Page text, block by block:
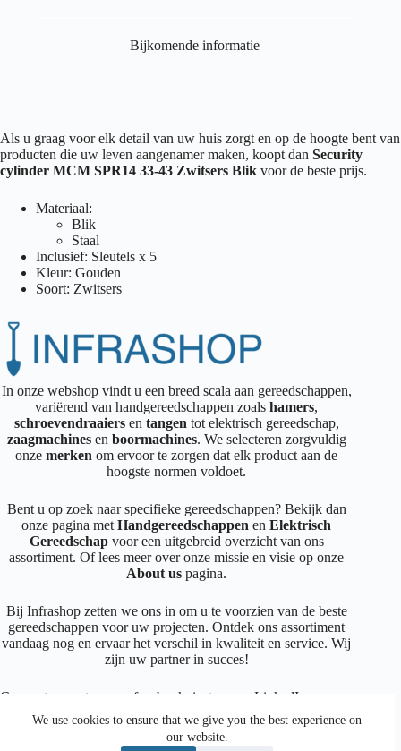
We use cookies to ensure that we give you the best experience on
our website.
Bijkomende informatie
Als u graag voor elk detail van uw huis zorgt en op de hoogte bent van
producten die uw leven aangenamer maken, koopt dan Security
cylinder MCM SPR14 33-43 Zwitsers Blik voor de beste prijs.
Materiaal:
Blik
Staal
Inclusief: Sleutels x 5
Kleur: Gouden
Soort: Zwitsers
In onze webshop vindt u een breed scala aan gereedschappen,
variërend van handgereedschappen zoalshamers,
schroevendraaiersen tangen tot elektrisch gereedschap,
zaagmachines en boormachines. We selecteren zorgvuldig
onzemerkenom ervoor te zorgen dat elk product aan de
hoogste normen voldoet.
Bent u op zoek naar specifieke gereedschappen? Bekijk dan
onze pagina metHandgereedschappen enElektrisch
Gereedschapvoor een uitgebreid overzicht van ons
assortiment. Of lees meer over onze missie en visie op onze
About us pagina.
Bij Infrashop zetten we ons in om u te voorzien van de beste
gereedschappen voor uw projecten. Ontdek ons assortiment
vandaag nog en ervaar het verschil in kwaliteit en service. Wij
zijn uw partner in succes!
Connecteer met ons op facebook instagram LinkedIn